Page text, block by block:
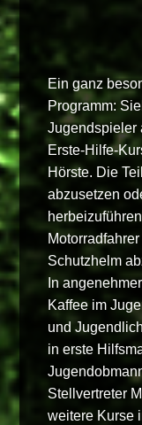
Ein ganz
Programm:
Jugendspieler
Erste-Hilfe-
Hörste. Die
abzusetzen
Schutzhelm
In
Kaffee im
und
in erste
Stellvertreter
weitere Kurse